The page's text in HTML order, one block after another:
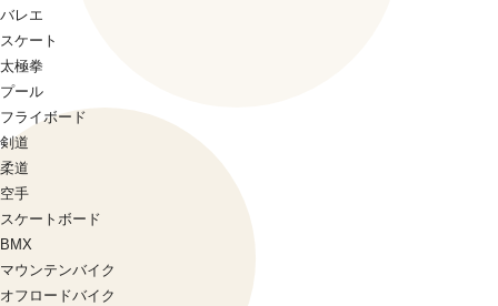
バレエ
スケート
太極拳
プール
フライボード
剣道
柔道
空手
スケートボード
BMX
マウンテンバイク
オフロードバイク